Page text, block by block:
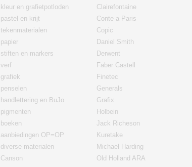
kleur en grafietpotloden
pastel en krijt
tekenmaterialen
papier
stiften en markers
verf
grafiek
penselen
handlettering en BuJo
pigmenten
boeken
aanbiedingen OP=OP
diverse materialen
Canson
Clairefontaine
Conte a Paris
Copic
Daniel Smith
Derwent
Faber Castell
Finetec
Generals
Grafix
Holbein
Jack Richeson
Kuretake
Michael Harding
Old Holland ARA